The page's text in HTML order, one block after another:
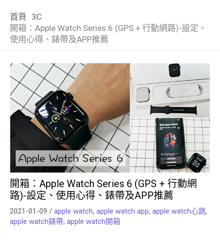
首頁 3C
開箱：Apple Watch Series 6 (GPS + 行動網路)-設定、
使用心得、錶帶及APP推薦
開箱：Apple Watch Series 6 (GPS + 行動網
路)-設定、使用心得、錶帶及APP推薦
2021-01-09 / apple watch, apple watch app, apple watch心跳,
apple watch錶帶, apple watch開箱